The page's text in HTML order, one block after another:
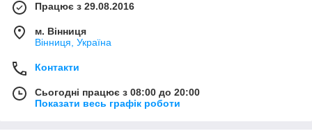
Працює з 29.08.2016
м. Вінниця
Вінниця, Україна
Контакти
Сьогодні працює з 08:00 до 20:00
Показати весь графік роботи